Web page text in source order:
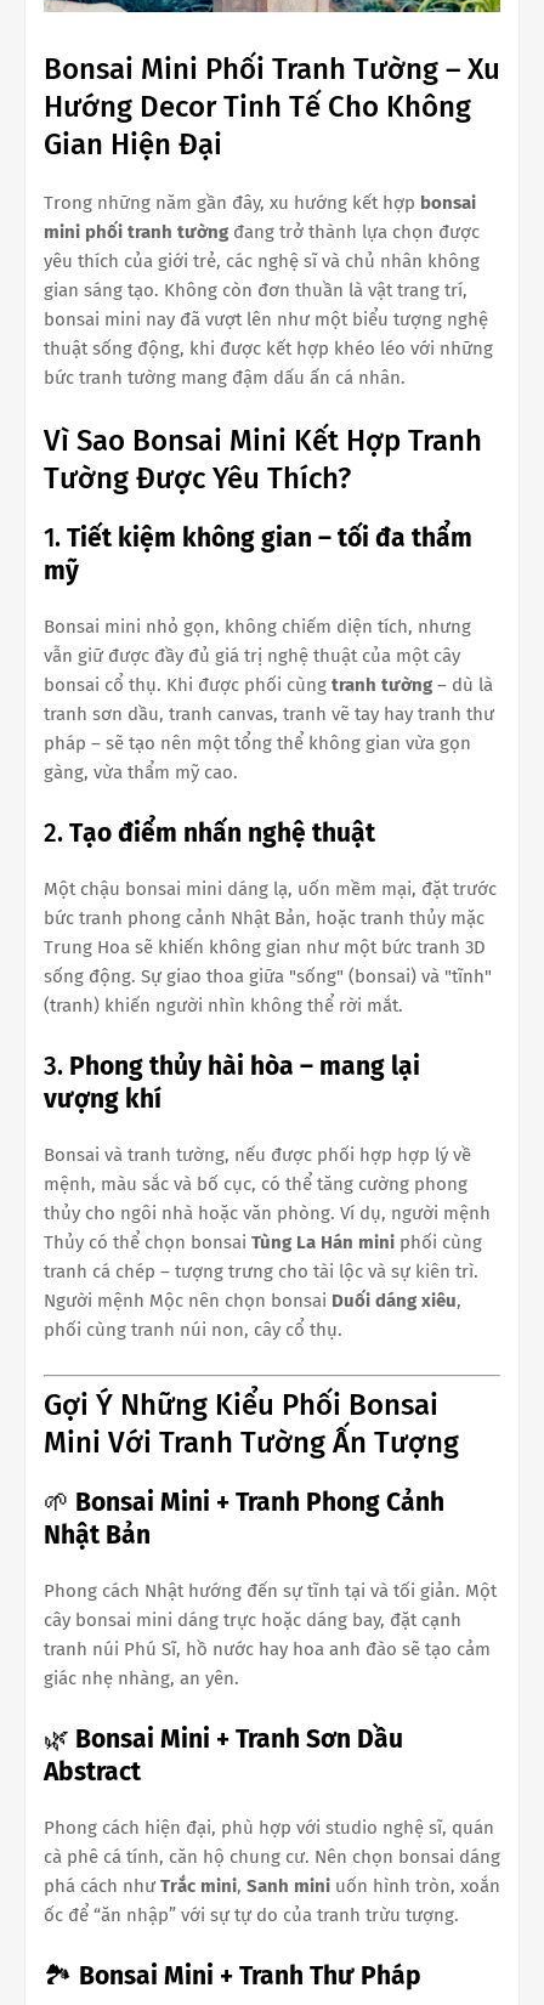
Bonsai Mini Phối Tranh Tường – Xu
Hướng Decor Tinh Tế Cho Không
Gian Hiện Đại
Trong những năm gần đây, xu hướng kết hợp bonsai
mini phối tranh tường đang trở thành lựa chọn được
yêu thích của giới trẻ, các nghệ sĩ và chủ nhân không
gian sáng tạo. Không còn đơn thuần là vật trang trí,
bonsai mini nay đã vượt lên như một biểu tượng nghệ
thuật sống động, khi được kết hợp khéo léo với những
bức tranh tường mang đậm dấu ấn cá nhân.
Vì Sao Bonsai Mini Kết Hợp Tranh
Tường Được Yêu Thích?
1.Tiết kiệm không gian – tối đa thẩm
mỹ
Bonsai mini nhỏ gọn, không chiếm diện tích, nhưng
vẫn giữ được đầy đủ giá trị nghệ thuật của một cây
bonsai cổ thụ. Khi được phối cùng tranh tường – dù là
tranh sơn dầu, tranh canvas, tranh vẽ tay hay tranh thư
pháp – sẽ tạo nên một tổng thể không gian vừa gọn
gàng, vừa thẩm mỹ cao.
2.Tạo điểm nhấn nghệ thuật
Một chậu bonsai mini dáng lạ, uốn mềm mại, đặt trước
bức tranh phong cảnh Nhật Bản, hoặc tranh thủy mặc
Trung Hoa sẽ khiến không gian như một bức tranh 3D
sống động. Sự giao thoa giữa "sống" (bonsai) và "tĩnh"
(tranh) khiến người nhìn không thể rời mắt.
3. Phong thủy hài hòa – mang lại
vượng khí
Bonsai và tranh tường, nếu được phối hợp hợp lý về
mệnh, màu sắc và bố cục, có thể tăng cường phong
thủy cho ngôi nhà hoặc văn phòng. Ví dụ, người mệnh
Thủy có thể chọn bonsai Tùng La Hán mini phối cùng
tranh cá chép – tượng trưng cho tài lộc và sự kiên trì.
Người mệnh Mộc nên chọn bonsai Duối dáng xiêu,
phối cùng tranh núi non, cây cổ thụ.
Gợi Ý Những Kiểu Phối Bonsai
Mini Với Tranh Tường Ấn Tượng
🌱 Bonsai Mini + Tranh Phong Cảnh
Nhật Bản
Phong cách Nhật hướng đến sự tĩnh tại và tối giản. Một
cây bonsai mini dáng trực hoặc dáng bay, đặt cạnh
tranh núi Phú Sĩ, hồ nước hay hoa anh đào sẽ tạo cảm
giác nhẹ nhàng, an yên.
🌿 Bonsai Mini + Tranh Sơn Dầu
Abstract
Phong cách hiện đại, phù hợp với studio nghệ sĩ, quán
cà phê cá tính, căn hộ chung cư. Nên chọn bonsai dáng
phá cách như Trắc mini, Sanh mini uốn hình tròn, xoắn
ốc để “ăn nhập” với sự tự do của tranh trừu tượng.
🏞️ Bonsai Mini + Tranh Thư Pháp